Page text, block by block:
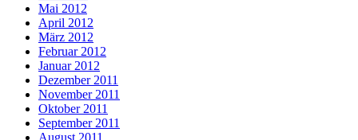
Mai 2012
April 2012
März 2012
Februar 2012
Januar 2012
Dezember 2011
November 2011
Oktober 2011
September 2011